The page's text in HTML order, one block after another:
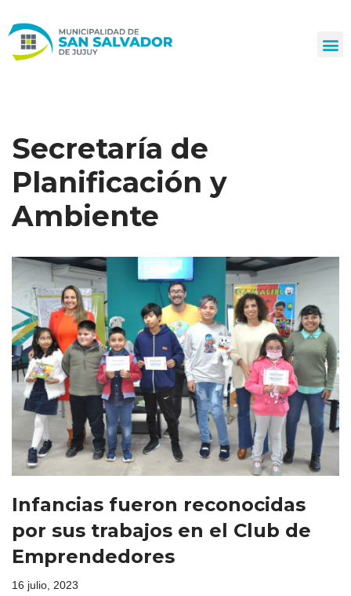
al
Secretaría de
Planificación y
Ambiente
Infancias fueron reconocidas
por sus trabajos en el Club de
Emprendedores
16 julio, 2023